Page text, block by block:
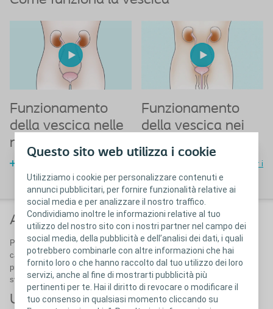
Questo sito web utilizza i cookie
Utilizziamo i cookie per personalizzare contenuti e
annunci pubblicitari, per fornire funzionalità relative ai
social media e per analizzare il nostro traffico.
Condividiamo inoltre le informazioni relative al tuo
utilizzo del nostro sito con i nostri partner nel campo dei
social media, della pubblicità e dell’analisi dei dati, i quali
potrebbero combinarle con altre informazioni che hai
fornito loro o che hanno raccolto dal tuo utilizzo dei loro
servizi, anche al fine di mostrarti pubblicità più
pertinenti per te. Hai il diritto di revocare o modificare il
tuo consenso in qualsiasi momento cliccando su
Funzionamento
della vescica nelle
ragazze
le ragazze
Funzionamento
della vescica nei
ragazzi
Guida alle abitudini urinarie per i
ragazzi
Aiutare i bambini a svuotare la vescica
Poiché tutti i bambini sono diversi, è importante associare sempre il
catetere più giusto alle loro esigenze individuali. Una volta che sono
pronti, si può iniziare ad aiutarli a diventare autonomi imparando a
svuotare la vescica da soli.
Utilizzo di un catetere per svuotare la